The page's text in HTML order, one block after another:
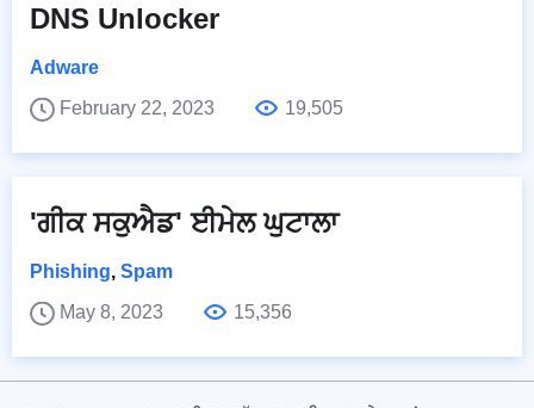
DNS Unlocker
Adware
February 22, 2023
19,505
'ਗੀਕ ਸਕੁਐਡ' ਈਮੇਲ ਘੁਟਾਲਾ
Phishing, Spam
May 8, 2023
15,356